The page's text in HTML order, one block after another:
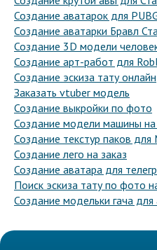
Создание аватарок для
Создание аватарки Бравл
Создание 3D модели
Создание арт-работ для
Создание эскиза тату онлайн
Заказать vtuber модель
Создание выкройки по фото
Создание модели машины
Создание текстур паков
Создание лего на заказ
Создание аватара для
Поиск эскиза тату по фото
Создание модельки гача для